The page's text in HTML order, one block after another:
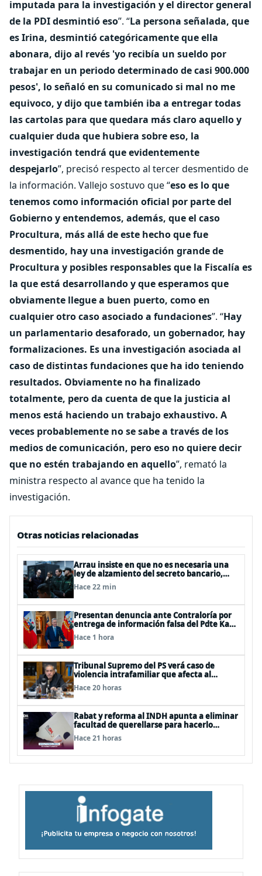
imputada para la investigación y el director general
de la PDI desmintió eso”. “La persona señalada, que
es Irina, desmintió categóricamente que ella
abonara, dijo al revés 'yo recibía un sueldo por
trabajar en un periodo determinado de casi 900.000
pesos', lo señaló en su comunicado si mal no me
equivoco, y dijo que también iba a entregar todas
las cartolas para que quedara más claro aquello y
cualquier duda que hubiera sobre eso, la
investigación tendrá que evidentemente
despejarlo”, precisó respecto al tercer desmentido de
la información. Vallejo sostuvo que “eso es lo que
tenemos como información oficial por parte del
Gobierno y entendemos, además, que el caso
Procultura, más allá de este hecho que fue
desmentido, hay una investigación grande de
Procultura y posibles responsables que la Fiscalía es
la que está desarrollando y que esperamos que
obviamente llegue a buen puerto, como en
cualquier otro caso asociado a fundaciones”. “Hay
un parlamentario desaforado, un gobernador, hay
formalizaciones. Es una investigación asociada al
caso de distintas fundaciones que ha ido teniendo
resultados. Obviamente no ha finalizado
totalmente, pero da cuenta de que la justicia al
menos está haciendo un trabajo exhaustivo. A
veces probablemente no se sabe a través de los
medios de comunicación, pero eso no quiere decir
que no estén trabajando en aquello”, remató la
ministra respecto al avance que ha tenido la
investigación.
Otras noticias relacionadas
Arrau insiste en que no es necesaria una
ley de alzamiento del secreto bancario,
porque ya existe
Hace 22 min
Presentan denuncia ante Contraloría por
entrega de información falsa del Pdte Kast
en cadena nacional
Hace 1 hora
Tribunal Supremo del PS verá caso de
violencia intrafamiliar que afecta al
senador Fidel Espinoza
Hace 20 horas
Rabat y reforma al INDH apunta a eliminar
facultad de querellarse para hacerlo
“consultivo”
Hace 21 horas